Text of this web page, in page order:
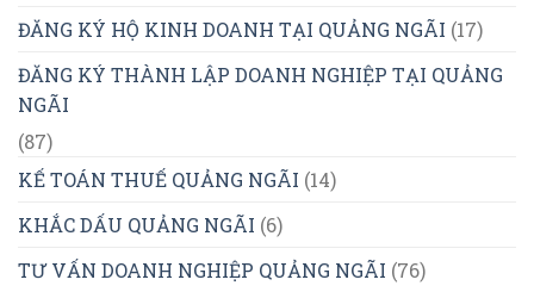
ĐĂNG KÝ HỘ KINH DOANH TẠI QUẢNG NGÃI (17)
ĐĂNG KÝ THÀNH LẬP DOANH NGHIỆP TẠI QUẢNG
NGÃI
(87)
KẾ TOÁN THUẾ QUẢNG NGÃI (14)
KHẮC DẤU QUẢNG NGÃI (6)
TƯ VẤN DOANH NGHIỆP QUẢNG NGÃI (76)